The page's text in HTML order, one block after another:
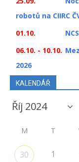
robotů na CIIRC
01.10.
06.10. - 10.10.
2026
KALENDÁŘ
M T
30 1